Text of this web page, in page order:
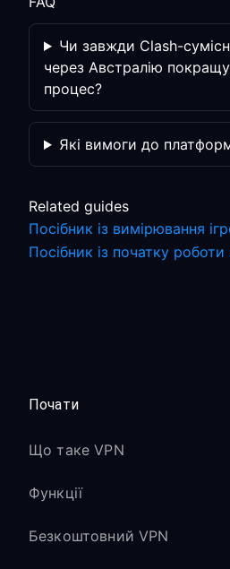
Чи завжди Clash-
через Австралію
процес?
Які вимоги до
Related guides
Посібник із вимірювання
Посібник із початку роботи
Почати
Що таке VPN
Функції
Безкоштовний VPN